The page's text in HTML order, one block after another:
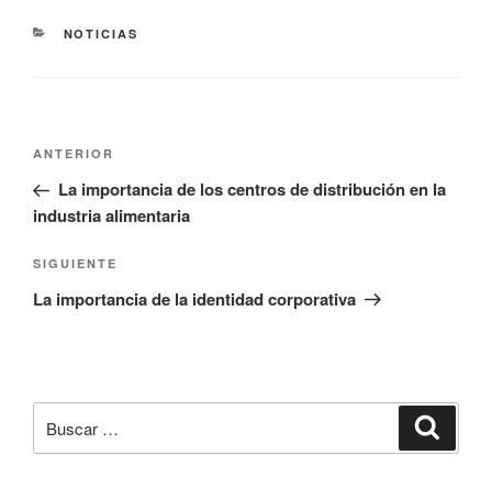
CATEGORÍAS
NOTICIAS
Navegación
entradas
Entrada
anterior:
ANTERIOR
La importancia de los centros de distribución en la
industria alimentaria
Siguiente
entrada
SIGUIENTE
La importancia de la identidad corporativa
por: